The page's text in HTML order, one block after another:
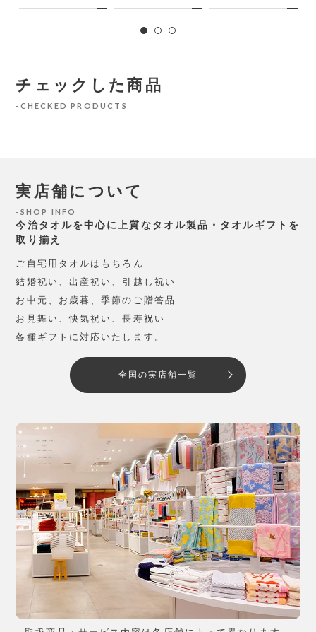
チェックした商品
CHECKED PRODUCTS
実店舗について
SHOP INFO
今治タオルを中心に上質なタオル製品・タオルギフトを
取り揃え
ご自宅用タオルはもちろん
結婚祝い、出産祝い、引越し祝い
お中元、お歳暮、季節のご贈答品
お見舞い、快気祝い、長寿祝い
各種ギフトに対応いたします。
全国の実店舗一覧